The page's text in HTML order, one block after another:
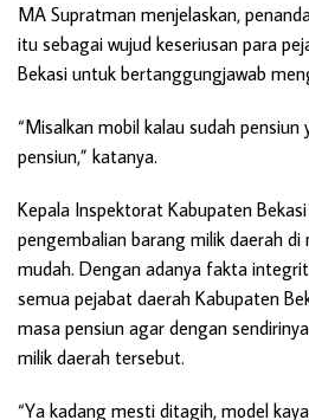
MA Supratman menjelaskan,
itu sebagai wujud keseriusan para
Bekasi untuk bertanggungjawab
“Misalkan mobil kalau sudah pensiun
pensiun,” katanya.
Kepala Inspektorat Kabupaten
pengembalian barang milik daerah di
mudah. Dengan adanya fakta
semua pejabat daerah Kabupaten
masa pensiun agar dengan
milik daerah tersebut.
“Ya kadang mesti ditagih, model